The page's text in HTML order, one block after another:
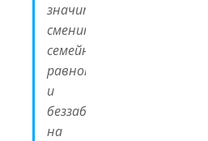
значит,
сменить
семейное
равноправие
и
беззаботность
на